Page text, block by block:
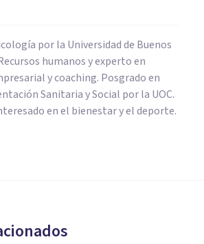
por la Universidad de Buenos
humanos y experto en
y coaching. Posgrado en
Sanitaria y Social por la UOC.
en el bienestar y el deporte.
a tu vida